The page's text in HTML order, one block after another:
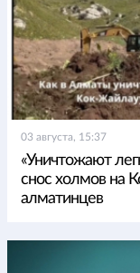
03 августа, 15:37
«Уничтожают
снос холмов на
алматинцев